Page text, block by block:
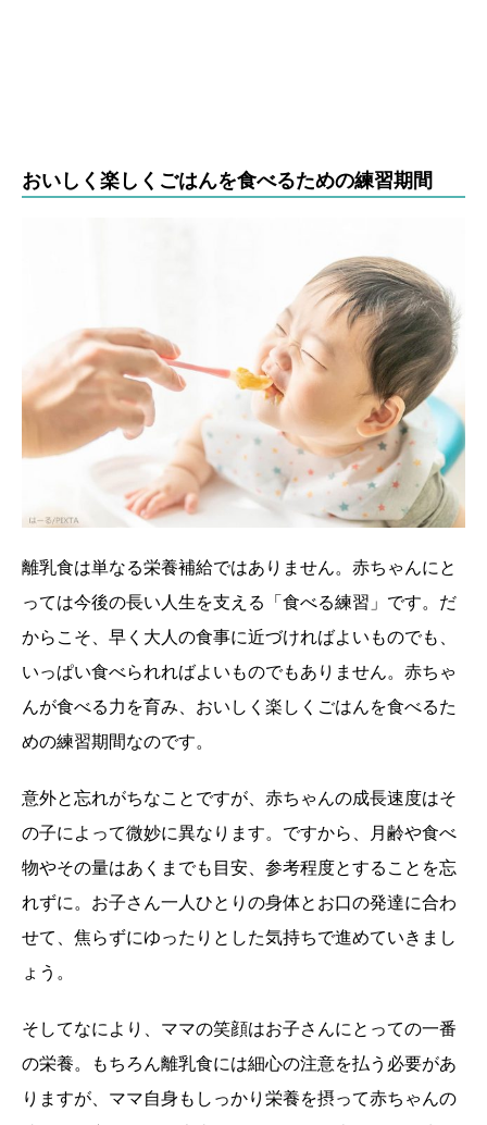
おいしく楽しくごはんを食べるための練習期間
離乳食は単なる栄養補給ではありません。赤ちゃんにと
っては今後の長い人生を支える「食べる練習」です。だ
からこそ、早く大人の食事に近づければよいものでも、
いっぱい食べられればよいものでもありません。赤ちゃ
んが食べる力を育み、おいしく楽しくごはんを食べるた
めの練習期間なのです。
意外と忘れがちなことですが、赤ちゃんの成長速度はそ
の子によって微妙に異なります。ですから、月齢や食べ
物やその量はあくまでも目安、参考程度とすることを忘
れずに。お子さん一人ひとりの身体とお口の発達に合わ
せて、焦らずにゆったりとした気持ちで進めていきまし
ょう。
そしてなにより、ママの笑顔はお子さんにとっての一番
の栄養。もちろん離乳食には細心の注意を払う必要があ
りますが、ママ自身もしっかり栄養を摂って赤ちゃんの